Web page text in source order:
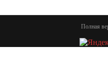
Полная